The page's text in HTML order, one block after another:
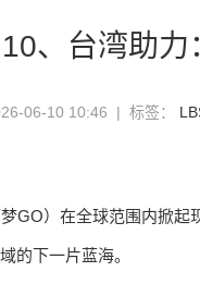
、台湾助力
06-10 10:46 | 标签：
GO）在全球范围内掀
的下一片蓝海。